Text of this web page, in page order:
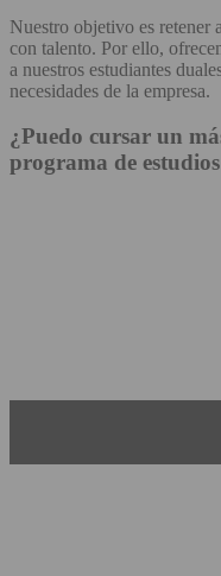
Nuestro objetivo es retener
con talento. Por ello,
a nuestros estudiantes
necesidades de la empresa.
¿Puedo cursar un
programa de